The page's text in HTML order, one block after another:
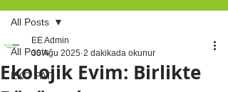
All Posts
EKO PATİ
All Posts
Ekolojik Evim: Birlikte
EE Admin
30 Ağu 2025 2 dakikada okunur